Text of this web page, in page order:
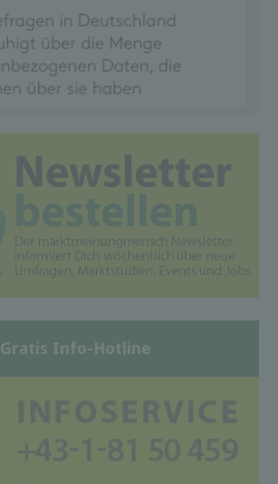
Gratis Info-Hotline